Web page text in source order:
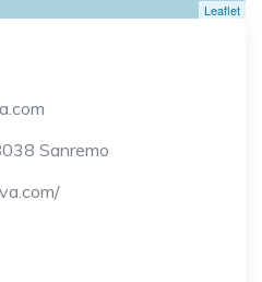
Leaflet
Sanremo